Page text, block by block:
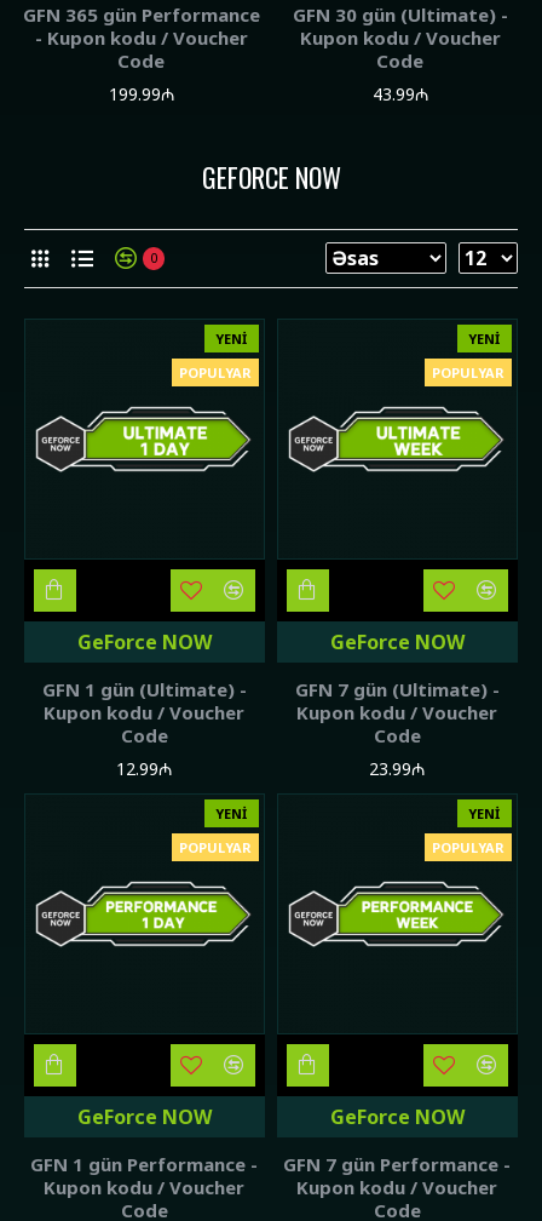
GFN 365 gün Performance
- Kupon kodu / Voucher
Code
199.99₼
GFN 30 gün (Ultimate) -
Kupon kodu / Voucher
Code
43.99₼
GEFORCE NOW
0
YENI
POPULYAR
GeForce NOW
GFN 1 gün (Ultimate) -
Kupon kodu / Voucher
Code
12.99₼
YENI
POPULYAR
GeForce NOW
GFN 7 gün (Ultimate) -
Kupon kodu / Voucher
Code
23.99₼
YENI
POPULYAR
GeForce NOW
GFN 1 gün Performance -
Kupon kodu / Voucher
Code
YENI
POPULYAR
GeForce NOW
GFN 7 gün Performance -
Kupon kodu / Voucher
Code